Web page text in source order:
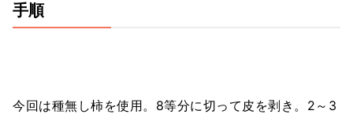
手順
今回は種無し柿を使用。8等分に切って皮を剥き。2～3